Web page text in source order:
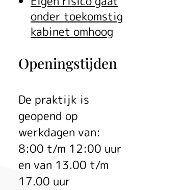
onder toekomstig
kabinet omhoog
Openingstijden
De praktijk is
geopend op
werkdagen van:
8:00 t/m 12:00 uur
en van 13.00 t/m
17.00 uur